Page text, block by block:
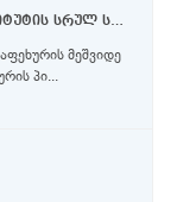
კონკურსი პეკინის ტექნოლოგიური ინსტიტუტის სრულ სამაგისტრო პროგრამაზე თსუ-ის ბაკალავრიატის და მაგისტრატურის საფეხურის სტუდენტებისთვის
მეშვიდე
პი...